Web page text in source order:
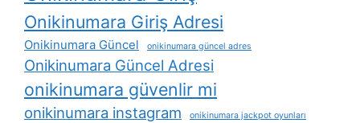
Onikinumara Giriş Adresi
Onikinumara Güncel onikinumara güncel adres
Onikinumara Güncel Adresi
onikinumara güvenlir mi
onikinumara instagram onikinumara jackpot oyunları